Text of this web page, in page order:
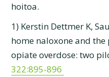
hoitoa.
1) Kerstin Dettmer K,
home naloxone and
opiate overdose: two
322:895-896